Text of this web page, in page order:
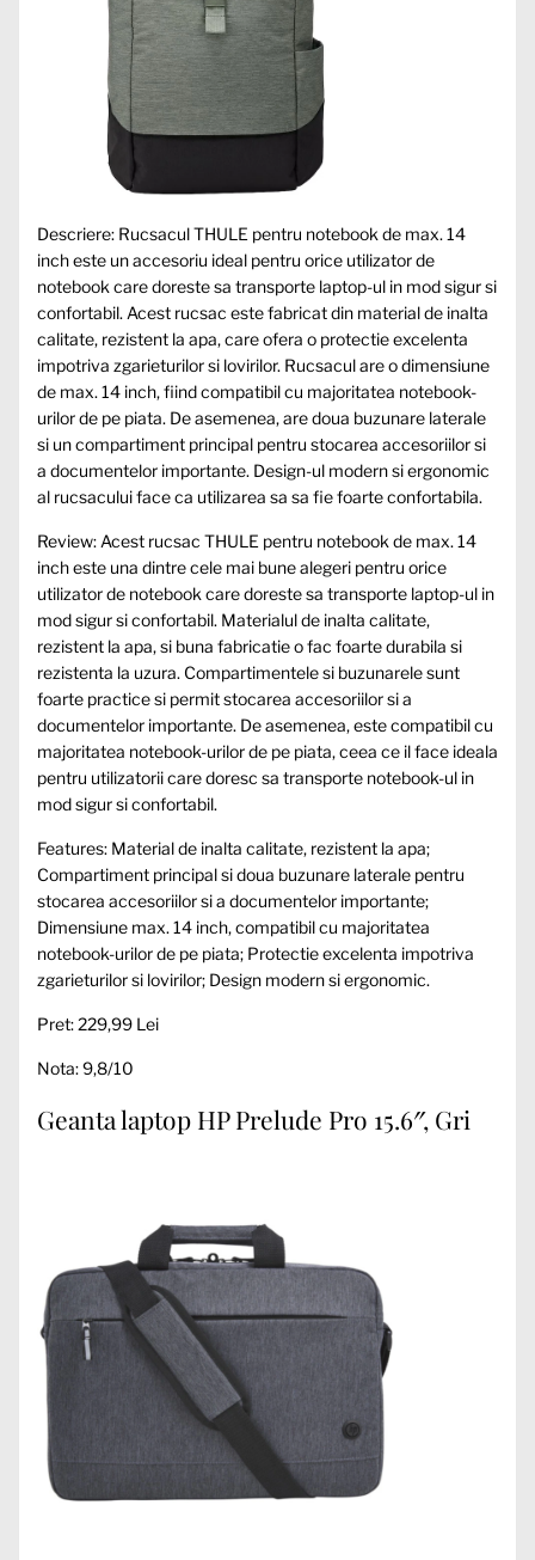
Descriere: Rucsacul THULE pentru notebook de max. 14
inch este un accesoriu ideal pentru orice utilizator de
notebook care doreste sa transporte laptop-ul in mod sigur si
confortabil. Acest rucsac este fabricat din material de inalta
calitate, rezistent la apa, care ofera o protectie excelenta
impotriva zgarieturilor si lovirilor. Rucsacul are o dimensiune
de max. 14 inch, fiind compatibil cu majoritatea notebook-
urilor de pe piata. De asemenea, are doua buzunare laterale
si un compartiment principal pentru stocarea accesoriilor si
a documentelor importante. Design-ul modern si ergonomic
al rucsacului face ca utilizarea sa sa fie foarte confortabila.
Review: Acest rucsac THULE pentru notebook de max. 14
inch este una dintre cele mai bune alegeri pentru orice
utilizator de notebook care doreste sa transporte laptop-ul in
mod sigur si confortabil. Materialul de inalta calitate,
rezistent la apa, si buna fabricatie o fac foarte durabila si
rezistenta la uzura. Compartimentele si buzunarele sunt
foarte practice si permit stocarea accesoriilor si a
documentelor importante. De asemenea, este compatibil cu
majoritatea notebook-urilor de pe piata, ceea ce il face ideala
pentru utilizatorii care doresc sa transporte notebook-ul in
mod sigur si confortabil.
Features: Material de inalta calitate, rezistent la apa;
Compartiment principal si doua buzunare laterale pentru
stocarea accesoriilor si a documentelor importante;
Dimensiune max. 14 inch, compatibil cu majoritatea
notebook-urilor de pe piata; Protectie excelenta impotriva
zgarieturilor si lovirilor; Design modern si ergonomic.
Pret: 229,99 Lei
Nota: 9,8/10
Geanta laptop HP Prelude Pro 15.6″, Gri